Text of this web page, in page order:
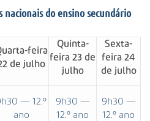
nacionais do ensino secundário
feira
de julho
Quinta-
feira 23 de
julho
Sexta-
feira 24
de julho
— 12.º
ano
9h30 —
12.º ano
9h30 —
12.º ano